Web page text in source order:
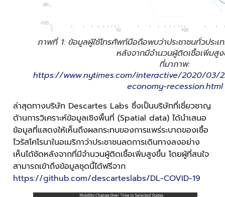
ภาพที่ 1: ข้อมูลผู้ใช้โทรศัพท์มือถือพบว่าประชาชนทั่วประ
หลังจากมีจำนวนผู้ติดเชื้อเพิ่มสู
ที่มาภาพ:
https://www.nytimes.com/interactive/2020/03/
economy-recession.html
ล่าสุดทางบริษัท Descartes Labs ซึ่งเป็นบริษัทที่เชี่ยวชาญ
ด้านการวิเคราะห์ข้อมูลเชิงพื้นที่ (Spatial data) ได้นำเสนอ
ข้อมูลที่แสดงให้เห็นถึงผลกระทบของการแพร่ระบาดของเชื้อ
ไวรัสโคโรนาในอเมริกาว่าประชาชนลดการเดินทางลงอย่าง
เห็นได้ชัดหลังจากที่มีจำนวนผู้ติดเชื้อเพิ่มสูงขึ้น โดยผู้ที่สนใจ
สามารถเข้าถึงข้อมูลชุดนี้ได้ฟรีจาก
https://github.com/descarteslabs/DL-COVID-19